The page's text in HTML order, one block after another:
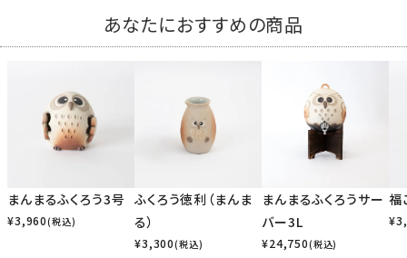
あなたにおすすめの商品
まんまるふくろう3号
¥3,960(税込)
ふくろう徳利（まんま
る）
¥3,300(税込)
まんまるふくろうサー
バー3L
¥24,750(税込)
福
¥